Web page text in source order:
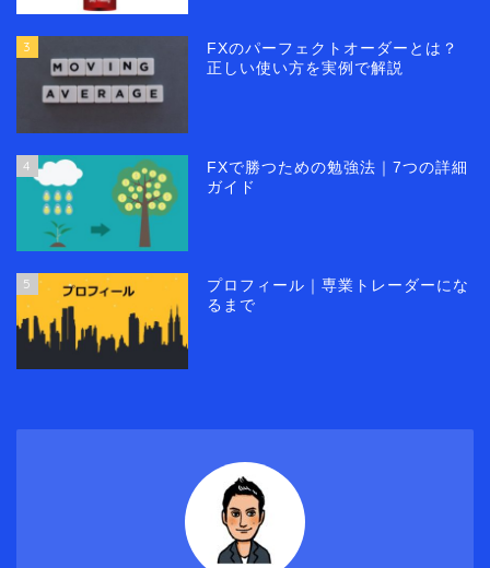
3
FXのパーフェクトオーダーとは？
正しい使い方を実例で解説
4
FXで勝つための勉強法｜7つの詳細
ガイド
5
プロフィール｜専業トレーダーにな
るまで